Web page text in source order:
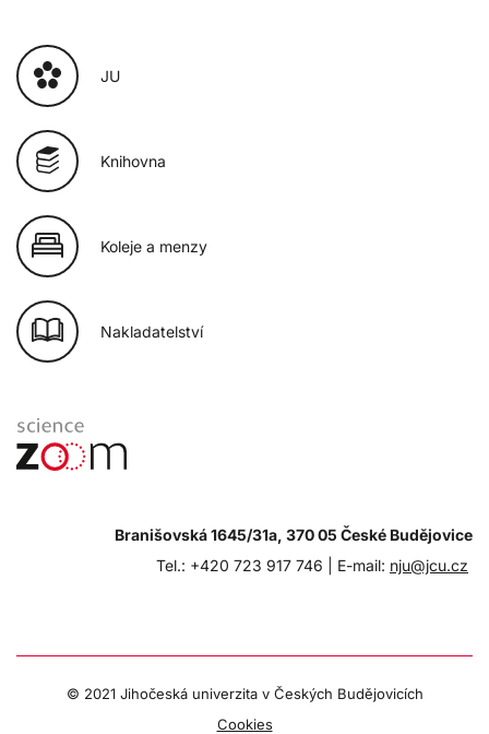
JU
Knihovna
Koleje a menzy
Nakladatelství
Branišovská 1645/31a, 370 05 České Budějovice
Tel.: +420 723 917 746 | E-mail: nju@jcu.cz
© 2021 Jihočeská univerzita v Českých Budějovicích
Cookies